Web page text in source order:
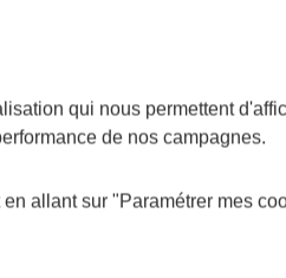
qui nous permettent
de nos campagnes.
en allant sur "Paramétrer mes